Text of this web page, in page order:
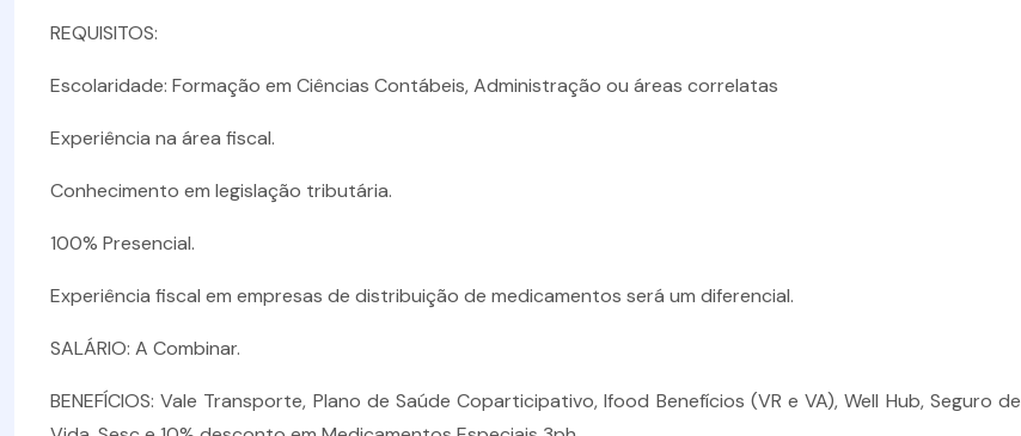
REQUISITOS:
Escolaridade: Formação em Ciências Contábeis, Administração ou áreas correlatas
Experiência na área fiscal.
Conhecimento em legislação tributária.
100% Presencial.
Experiência fiscal em empresas de distribuição de medicamentos será um diferencial.
SALÁRIO: A Combinar.
BENEFÍCIOS: Vale Transporte, Plano de Saúde Coparticipativo, Ifood Benefícios (VR e VA), Well Hub, Seguro de